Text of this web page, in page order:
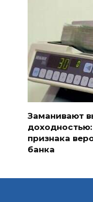
Заманивают
признака
банка